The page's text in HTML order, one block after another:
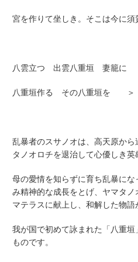
宮を作りて坐しき。そこは今に須
八雲立つ 出雲八重垣 妻籠に
八重垣作る その八重垣を ＞
乱暴者のスサノオは、高天原か
タノオロチを退治して心優しき英
母の愛情を知らずに育ち乱暴に
み精神的な成長をとげ、ヤマタ
マテラスに献上し、和解した物語
我が国で初めて詠まれた「八重
ものです。